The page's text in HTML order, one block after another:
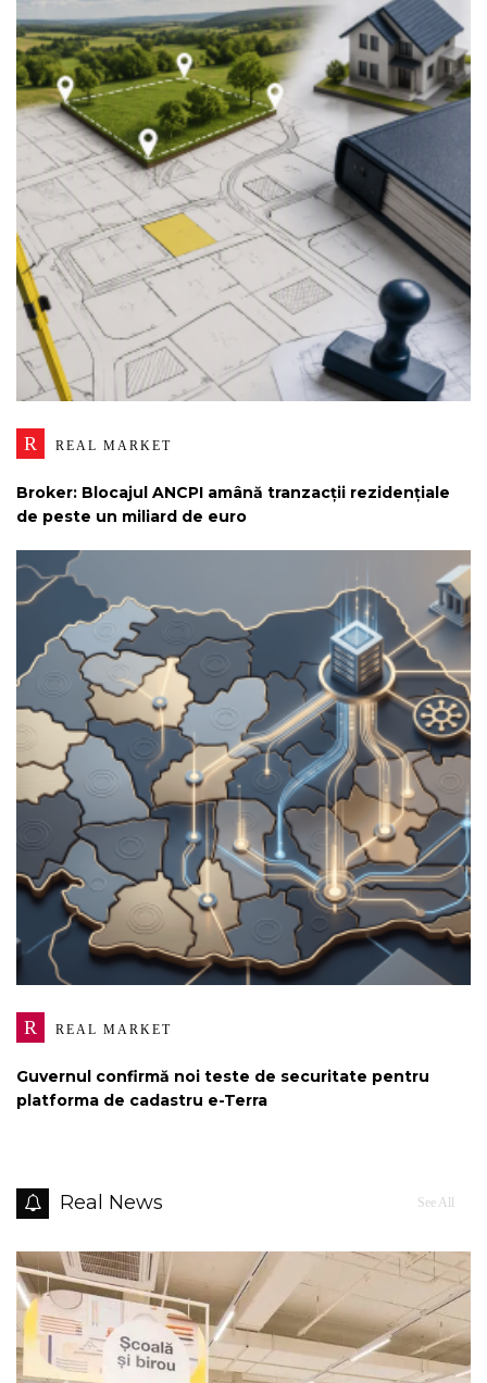
R REAL MARKET
Broker: Blocajul ANCPI amână tranzacții rezidențiale
de peste un miliard de euro
R REAL MARKET
Guvernul confirmă noi teste de securitate pentru
platforma de cadastru e-Terra
Real News See All